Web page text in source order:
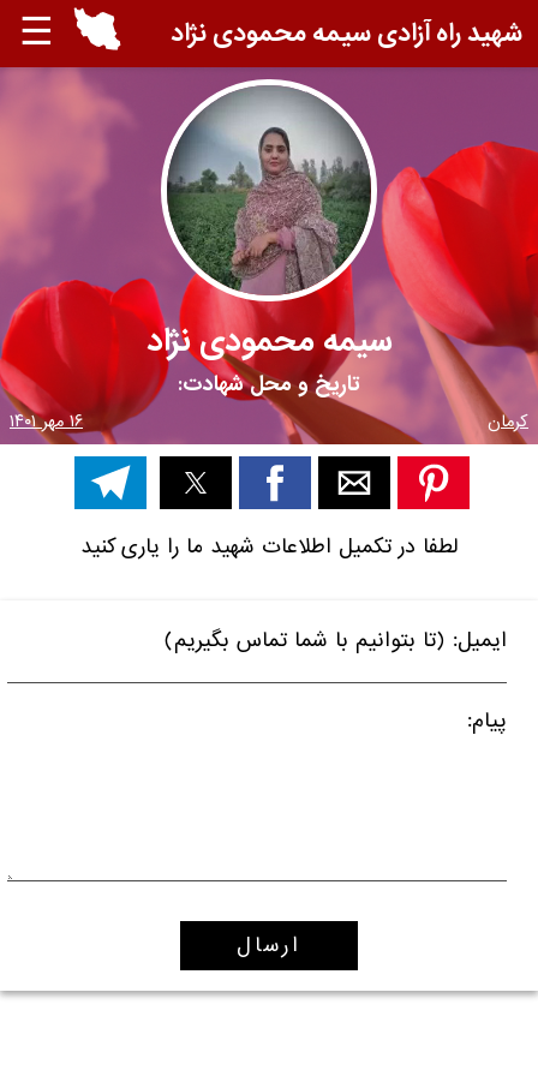
☰ شهید راه آزادی سیمه محمودی نژاد
سیمه محمودی نژاد
تاریخ و محل شهادت:
کرمان ۱۶ مهر ۱۴۰۱
لطفا در تکمیل اطلاعات شهید ما را یاری کنید
ایمیل: (تا بتوانیم با شما تماس بگیریم)
پیام: